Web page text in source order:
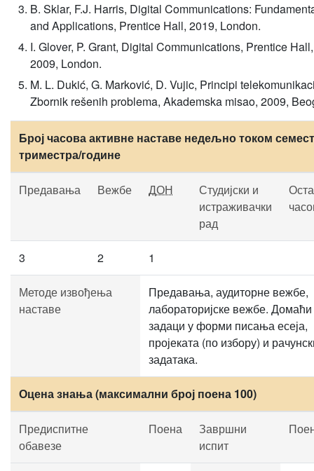
B. Sklar, F.J. Harris, Digital Communications:
and Applications, Prentice Hall, 2019, London.
I. Glover, P. Grant, Digital Communications, Prentice Hall,
2009, London.
M. L. Dukić, G. Marković, D. Vujic, Principi
Zbornik rešenih problema, Akademska misao, 2009,
Број часова активне наставе недељно током
триместра/године
Предавања Вежбе ДОН
Студијски и
истраживачки
рад
3 2 1
Методе извођења
наставе
Предавања, аудиторне вежбе,
лабораторијске вежбе. Домаћи
задаци у форми писања есеја,
пројеката (по избору) и
задатака.
Оцена знања (максимални број поена 100)
Предиспитне
обавезе
Поена
Завршни
испит